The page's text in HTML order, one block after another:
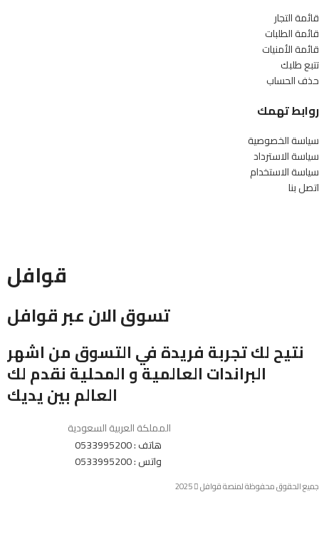
قائمة التجار
قائمة الطلبات
قائمة الأمنيات
تتبع طلبك
حذف الحساب
روابط تهمك
سياسة الخصوصية
سياسة الاسترداد
سياسة الاستخدام
اتصل بنا
قوافل
تسوق الان عبر قوافل
نتيح لك تجربة فريدة في التسوق من اشهر
البراندات العالمية و المحلية نقدم لك
العالم بين يديك
المملكة العربية السعودية
هاتف : 0533995200
واتس : 0533995200
جميع الحقوق محفوظة لمنصة قوافل